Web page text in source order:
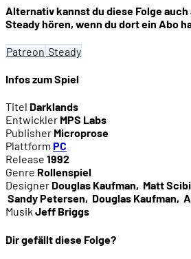
Alternativ kannst du diese Folge
Steady hören, wenn du dort ein Abo
Patreon Steady
Infos zum Spiel
Titel Darklands
Entwickler MPS Labs
Publisher Microprose
Plattform PC
Release 1992
Genre Rollenspiel
Designer Douglas Kaufman, Matt
Sandy Petersen, Douglas Kaufman,
Musik Jeff Briggs
Dir gefällt diese Folge?